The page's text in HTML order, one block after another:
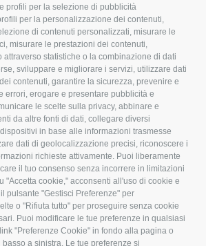
profili per la selezione di pubblicità
per la personalizzazione dei contenuti,
di contenuti personalizzati, misurare le
misurare le prestazioni dei contenuti,
statistiche o la combinazione di dati
sviluppare e migliorare i servizi, utilizzare dati
contenuti, garantire la sicurezza, prevenire e
errori, erogare e presentare pubblicità e
le scelte sulla privacy, abbinare e
da altre fonti di dati, collegare diversi
in base alle informazioni trasmesse
dati di geolocalizzazione precisi, riconoscere i
richieste attivamente. Puoi liberamente
il tuo consenso senza incorrere in limitazioni
"Accetta cookie," acconsenti all'uso di cookie e
pulsante "Gestisci Preferenze" per
o "Rifiuta tutto" per proseguire senza cookie
Puoi modificare le tue preferenze in qualsiasi
"Preferenze Cookie" in fondo alla pagina o
a sinistra. Le tue preferenze si